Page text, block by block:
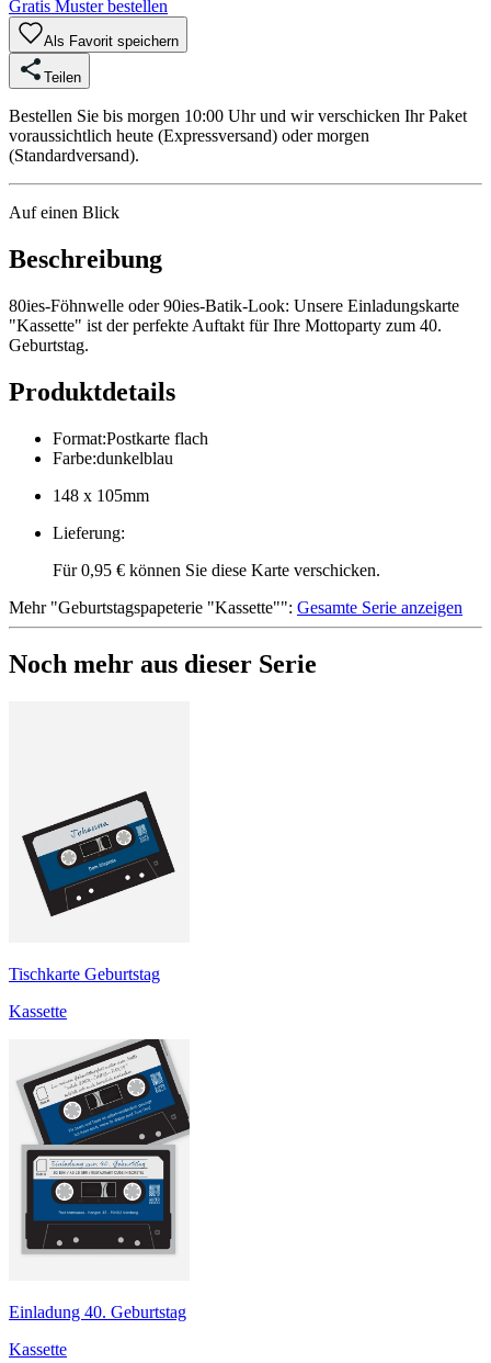
Gratis Muster bestellen
Als Favorit speichern
Teilen
Bestellen Sie bis morgen 10:00 Uhr und wir verschicken Ihr Paket
voraussichtlich heute (Expressversand) oder morgen
(Standardversand).
Auf einen Blick
Beschreibung
80ies-Föhnwelle oder 90ies-Batik-Look: Unsere Einladungskarte
"Kassette" ist der perfekte Auftakt für Ihre Mottoparty zum 40.
Geburtstag.
Produktdetails
Format:Postkarte flach
Farbe:dunkelblau
148 x 105mm
Lieferung:
Für 0,95 € können Sie diese Karte verschicken.
Mehr"Geburtstagspapeterie "Kassette"": Gesamte Serie anzeigen
Noch mehr aus dieser Serie
Tischkarte Geburtstag
Kassette
Einladung 40. Geburtstag
Kassette